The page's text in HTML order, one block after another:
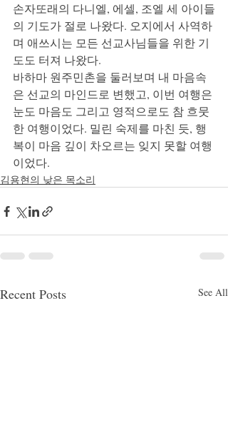
손자또래의 다니엘, 에셀, 조엘 세 아이들
의 기도가 절로 나왔다. 오지에서 사역하
며 애쓰시는 모든 선교사님들을 위한 기
도도 터져 나왔다.
바하마 원주민촌을 둘러보며 내 마음속
은 선교의 마인드로 변했고, 이번 여행은
눈도 마음도 그리고 영적으로도 참 흐뭇
한 여행이었다. 밀린 숙제를 마친 듯, 행
복이 마음 깊이 차오르는 잊지 못할 여행
이었다.
김용현의 낮은 목소리
Recent Posts See All